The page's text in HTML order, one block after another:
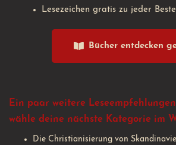
Lesezeichen gratis zu jeder
Bücher entdecken
Ein paar weitere
wähle deine nächste Kategorie im
Die Christianisierung von